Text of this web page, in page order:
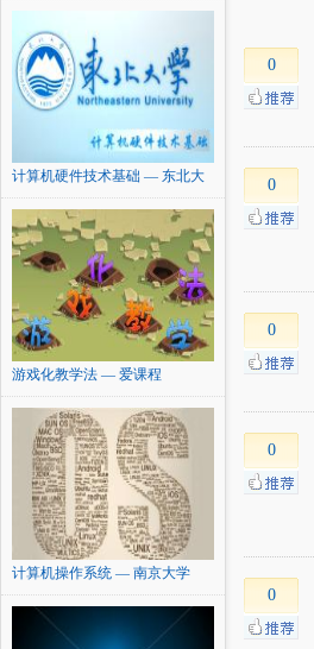
计算机硬件技术基础 — 东北大
学
游戏化教学法 — 爱课程
计算机操作系统 — 南京大学
0
0
0
0
0